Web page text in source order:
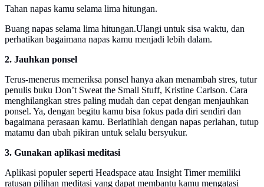
Tahan napas kamu selama lima hitungan.
Buang napas selama lima hitungan.Ulangi untuk sisa waktu, dan
perhatikan bagaimana napas kamu menjadi lebih dalam.
2. Jauhkan ponsel
Terus-menerus memeriksa ponsel hanya akan menambah stres, tutur
penulis buku Don’t Sweat the Small Stuff, Kristine Carlson. Cara
menghilangkan stres paling mudah dan cepat dengan menjauhkan
ponsel. Ya, dengan begitu kamu bisa fokus pada diri sendiri dan
bagaimana perasaan kamu. Berlatihlah dengan napas perlahan, tutup
matamu dan ubah pikiran untuk selalu bersyukur.
3. Gunakan aplikasi meditasi
Aplikasi populer seperti Headspace atau Insight Timer memiliki
ratusan pilihan meditasi yang dapat membantu kamu mengatasi